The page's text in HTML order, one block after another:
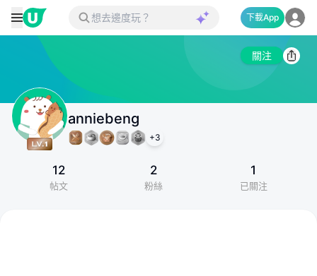
下載App
關注
anniebeng
+3
12
帖文
2
粉絲
1
已關注